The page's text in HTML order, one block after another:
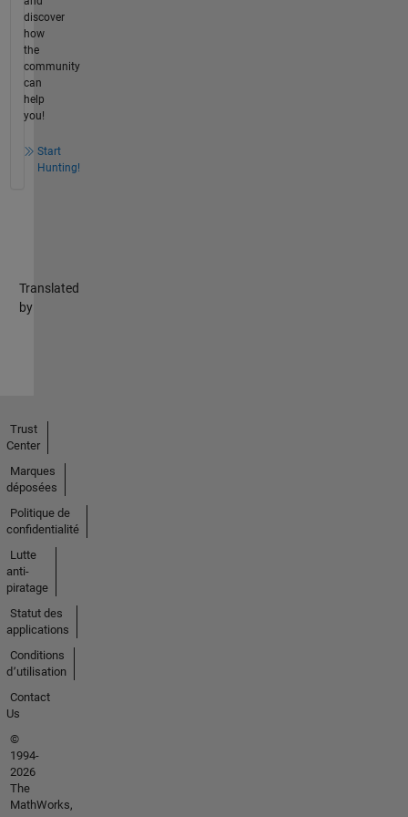
discover
how
the
community
can
help
you!
Start
Hunting!
Translated
by
Trust
Center
Marques
déposées
Politique de
confidentialité
Lutte
anti-
piratage
Statut des
applications
Conditions
d՚utilisation
Contact
Us
©
1994-
2026
The
MathWorks,